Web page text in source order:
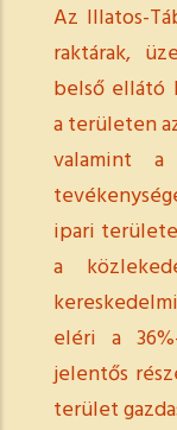
Az Illatos-
raktárak,
belső ellátó
a területen
valamint a
ipari
a
eléri a
jelentős
terület